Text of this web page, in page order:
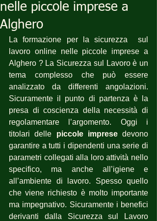
nelle piccole imprese a
Alghero
La formazione per la sicurezza  sul
lavoro online nelle piccole imprese a
Alghero ? La Sicurezza sul Lavoro è un
tema complesso che può essere
analizzato da differenti angolazioni.
Sicuramente il punto di partenza è la
presa di coscienza della necessità di
regolamentare l’argomento. Oggi i
titolari delle piccole imprese devono
garantire a tutti i dipendenti una serie di
parametri collegati alla loro attività nello
specifico, ma anche all’igiene e
all’ambiente di lavoro. Spesso quello
che viene richiesto è molto importante
ma impegnativo. Sicuramente i benefici
derivanti dalla Sicurezza sul Lavoro